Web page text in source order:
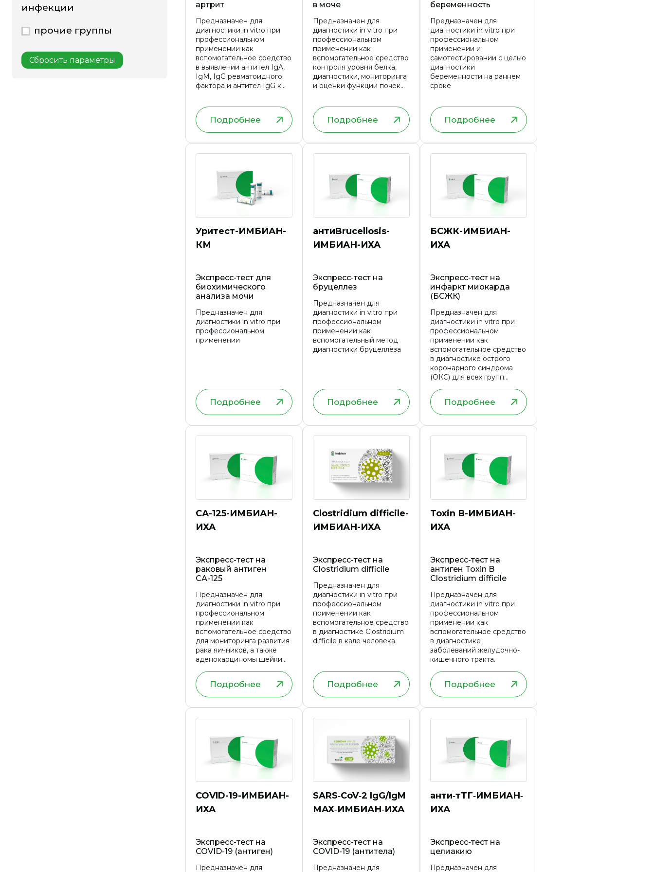
инфекции
прочие группы
Сбросить параметры
артрит
Предназначен для
диагностики in vitro при
профессиональном
применении как
вспомогательное средство
в выявлении антител IgA,
IgM, IgG ревматоидного
фактора и антител IgG к
всех групп населения.
Подробнее
в моче
Предназначен для
диагностики in vitro при
профессиональном
применении как
вспомогательное средство
контроля уровня белка,
диагностики, мониторинга
и оценки функции почек
Подробнее
беременность
Предназначен для
диагностики in vitro при
профессиональном
применении и
самотестировании с целью
диагностики
беременности на раннем
сроке
Подробнее
Уритест-ИМБИАН-
КМ
Экспресс-тест для
биохимического
анализа мочи
Предназначен для
диагностики in vitro при
профессиональном
применении
Подробнее
антиBrucellosis-
ИМБИАН-ИХА
Экспресс-тест на
бруцеллез
Предназначен для
диагностики in vitro при
профессиональном
применении как
вспомогательный метод
диагностики бруцеллёза
Подробнее
БСЖК-ИМБИАН-
ИХА
Экспресс-тест на
инфаркт миокарда
(БСЖК)
Предназначен для
диагностики in vitro при
профессиональном
применении как
вспомогательное средство
в диагностике острого
коронарного синдрома
(ОКС) для всех групп
Подробнее
СА-125-ИМБИАН-
ИХА
Экспресс-тест на
раковый антиген
СА-125
Предназначен для
диагностики in vitro при
профессиональном
применении как
вспомогательное средство
для мониторинга развития
рака яичников, а также
аденокарциномы шейки
фиброзной ткани легких,
карциномы
поджелудочной железы,
рака молочной железы.
Подробнее
Clostridium difficile-
ИМБИАН-ИХА
Экспресс-тест на
Clostridium difficile
Предназначен для
диагностики in vitro при
профессиональном
применении как
вспомогательное средство
в диагностике Clostridium
difficile в кале человека.
Подробнее
Toxin В-ИМБИАН-
ИХА
Экспресс-тест на
антиген Toxin B
Clostridium difficile
Предназначен для
диагностики in vitro при
профессиональном
применении как
вспомогательное средство
в диагностике
заболеваний желудочно-
кишечного тракта.
Подробнее
COVID-19-ИМБИАН-
ИХА
Экспресс-тест на
COVID-19 (антиген)
Предназначен для
SARS‑CoV‑2 IgG/IgM
МАХ‑ИМБИАН‑ИХА
Экспресс-тест на
COVID-19 (антитела)
Предназначен для
анти‑тТГ‑ИМБИАН‑
ИХА
Экспресс-тест на
целиакию
Предназначен для